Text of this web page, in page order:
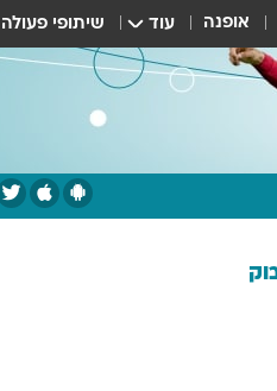
אופנה עוד שיתופי פעולה